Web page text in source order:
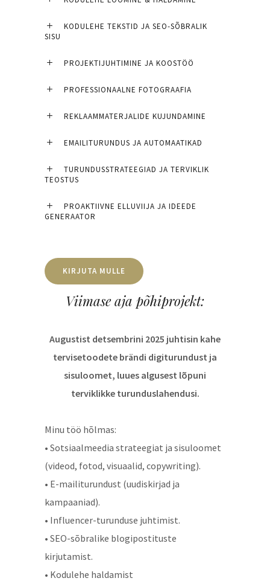
KODULEHE TEKSTID JA SEO-SÕBRALIK
SISU
PROJEKTIJUHTIMINE JA KOOSTÖÖ
PROFESSIONAALNE FOTOGRAAFIA
REKLAAMMATERJALIDE KUJUNDAMINE
EMAILITURUNDUS JA AUTOMAATIKAD
TURUNDUSSTRATEEGIAD JA TERVIKLIK
TEOSTUS
PROAKTIIVNE ELLUVIIJA JA IDEEDE
GENERAATOR
KIRJUTA MULLE
Viimase aja põhiprojekt:
Augustist detsembrini 2025 juhtisin kahe
tervisetoodete brändi digiturundust ja
sisuloomet, luues algusest lõpuni
terviklikke turunduslahendusi.
Minu töö hõlmas:
• Sotsiaalmeedia strateegiat ja sisuloomet
(videod, fotod, visuaalid, copywriting).
• E-mailiturundust (uudiskirjad ja
kampaaniad).
• Influencer-turunduse juhtimist.
• SEO-sõbralike blogipostituste
kirjutamist.
• Kodulehe haldamist